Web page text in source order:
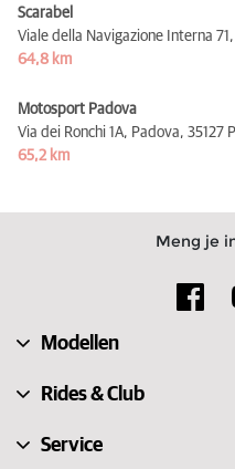
Scarabel
Viale della Navigazione Interna
64,8 km
Motosport Padova
Via dei Ronchi 1A, Padova, 35127
65,2 km
Meng je
Modellen
Rides & Club
Service